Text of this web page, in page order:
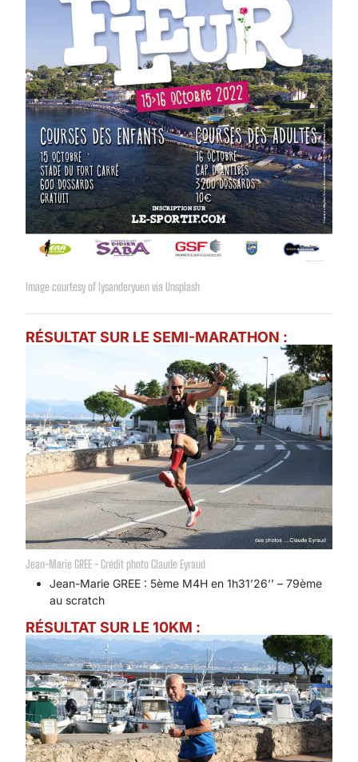
Image courtesy of lysanderyuen via Unsplash
RÉSULTAT SUR LE SEMI-MARATHON :
Jean-Marie GREE - Crédit photo Claude Eyraud
Jean-Marie GREE : 5ème M4H en 1h31’26’’ – 79ème
au scratch
RÉSULTAT SUR LE 10KM :